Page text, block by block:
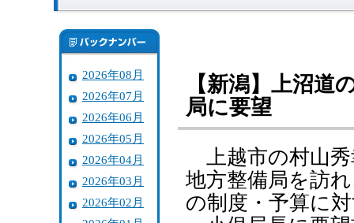
2026年08月
2026年07月
2026年06月
2026年05月
2026年04月
2026年03月
2026年02月
【新潟】上沼道
局に要望
上越市の村山秀
地方整備局を訪
の制度・予算に